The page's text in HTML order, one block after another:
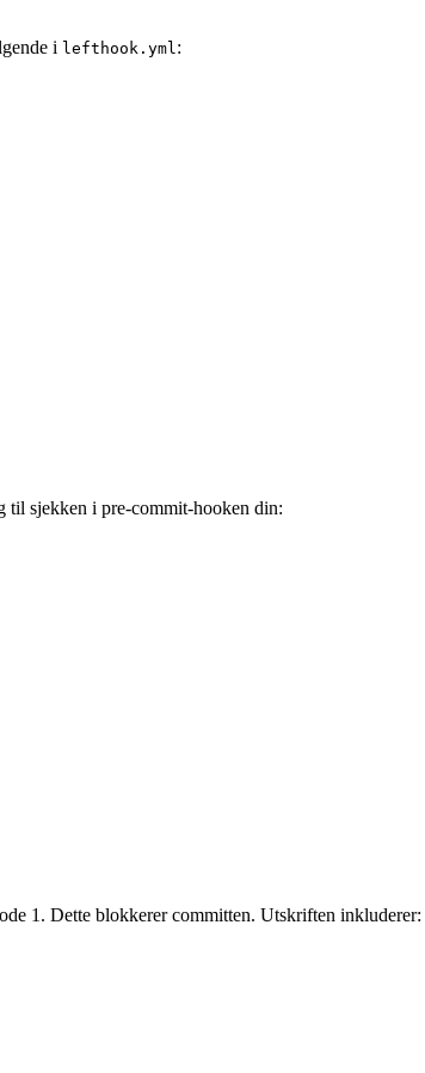
i lefthook.yml:
sjekken i pre-commit-hooken din:
1. Dette blokkerer committen. Utskriften inkluderer: